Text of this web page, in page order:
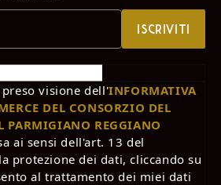
ISCRIVITI
visione dell'INFORMATIVA
DEL CONSORZIO DEL
PARMIGIANO REGGIANO
ai sensi dell'art. 13 del
protezione dei dati, cliccando su
al trattamento dei miei dati